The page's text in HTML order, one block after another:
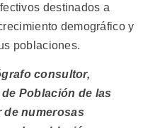
destinados a
demográfico y
poblaciones.
consultor,
Población de las
de numerosas